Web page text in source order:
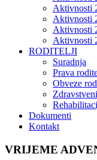
Aktivnosti
Aktivnosti
Aktivnosti
Aktivnosti
RODITELJI
Suradnja
Prava
Obveze
Dokumenti
Kontakt
VRIJEME